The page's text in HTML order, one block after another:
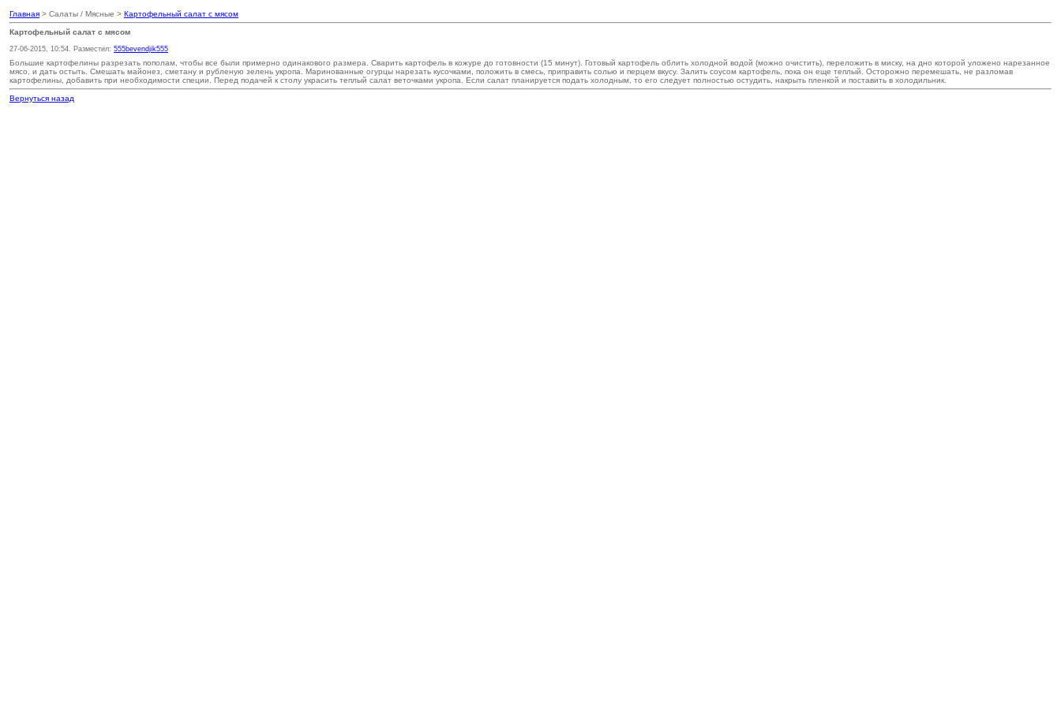
Главная > Салаты / Мясные > Картофельный салат с мясом
Картофельный салат с мясом
27-06-2015, 10:54. Разместил: 555bevendjik555
Большие картофелины разрезать пополам, чтобы все были примерно одинакового размера. Сварить картофель в кожуре до готовности (15 минут). Готовый картофель облить холодной водой (можно очистить), переложить в миску, на дно которой уложено нарезанное
мясо, и дать остыть. Смешать майонез, сметану и рубленую зелень укропа. Маринованные огурцы нарезать кусочками, положить в смесь, приправить солью и перцем вкусу. Залить соусом картофель, пока он еще теплый. Осторожно перемешать, не разломав
картофелины, добавить при необходимости специи. Перед подачей к столу украсить теплый салат веточками укропа. Если салат планируется подать холодным, то его следует полностью остудить, накрыть пленкой и поставить в холодильник.
Вернуться назад